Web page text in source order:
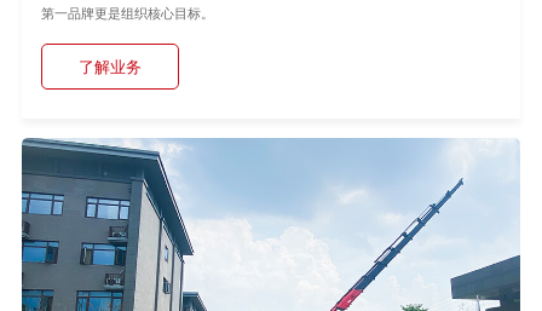
第一品牌更是组织核心目标。
了解业务